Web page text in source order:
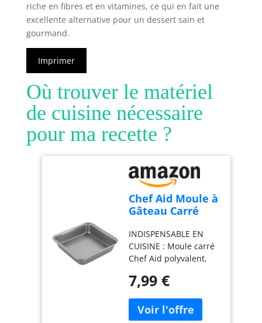
riche en fibres et en vitamines, ce qui en fait une
excellente alternative pour un dessert sain et
gourmand.
Imprimer
Où trouver le matériel
de cuisine nécessaire
pour ma recette ?
Chef Aid Moule à
Gâteau Carré
23 cm en Acier
au Carbone,
Adapté pour
Tous Types de
Gâteaux,
Lasagnes ou
Hachis
INDISPENSABLE EN
CUISINE : Moule carré
Chef Aid polyvalent,
préparation de tous
que de plats cuits au
four comme les
7,99 €